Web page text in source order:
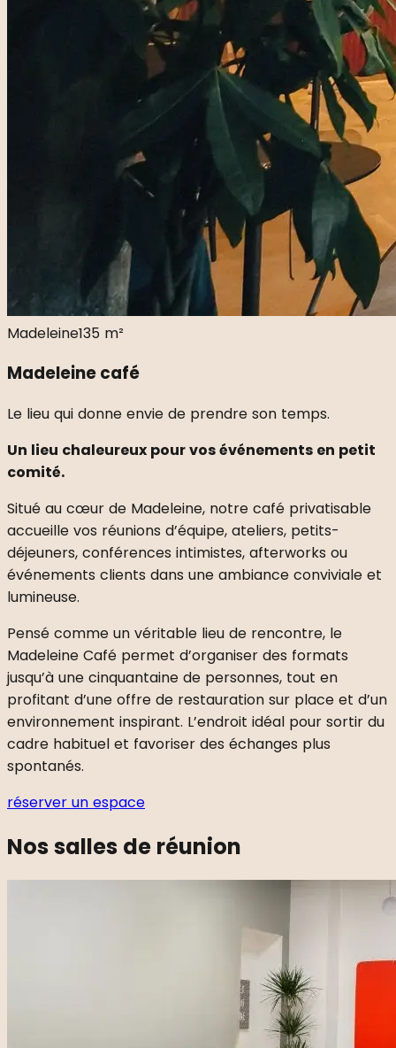
Madeleine135 m²
Madeleine café
Le lieu qui donne envie de prendre son temps.
Un lieu chaleureux pour vos événements en petit
comité.
Situé au cœur de Madeleine, notre café privatisable
accueille vos réunions d’équipe, ateliers, petits-
déjeuners, conférences intimistes, afterworks ou
événements clients dans une ambiance conviviale et
lumineuse.
Pensé comme un véritable lieu de rencontre, le
Madeleine Café permet d’organiser des formats
jusqu’à une cinquantaine de personnes, tout en
profitant d’une offre de restauration sur place et d’un
environnement inspirant. L’endroit idéal pour sortir du
cadre habituel et favoriser des échanges plus
spontanés.
réserver un espace
Nos salles de réunion